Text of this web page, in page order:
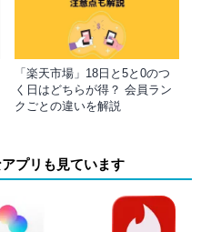
「楽天市場」18日と5と0のつ
く日はどちらが得？ 会員ラン
クごとの違いを解説
プリも見ています